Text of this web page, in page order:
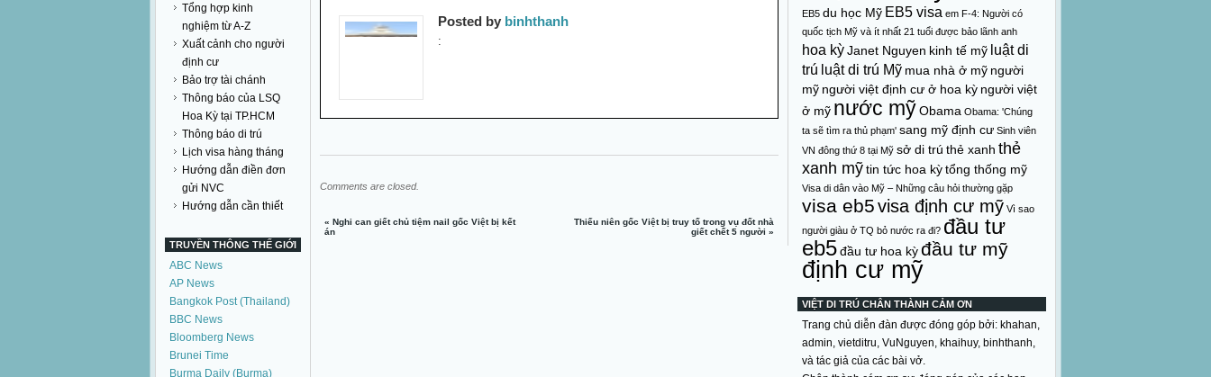
Tổng hợp kinh
nghiệm từ A-Z
Xuất cảnh cho người
định cư
Bảo trợ tài chánh
Thông báo của LSQ
Hoa Kỳ tại TP.HCM
Thông báo di trú
Lịch visa hàng tháng
Hướng dẫn điền đơn
gửi NVC
Hướng dẫn cần thiết
TRUYỀN THÔNG THẾ GIỚI
ABC News
AP News
Bangkok Post (Thailand)
BBC News
Bloomberg News
Brunei Time
Burma Daily (Burma)
Posted by binhthanh
:
Comments are closed.
«Nghi can giết chủ tiệm nail gốc Việt bị kết
án
Thiếu niên gốc Việt bị truy tố trong vụ đốt nhà
giết chết 5 người »
EB5 du học Mỹ EB5 visa em F-4: Người có
quốc tịch Mỹ và ít nhất 21 tuổi được bảo lãnh anh
hoa kỳJanet Nguyen kinh tế mỹ luật di
trú luật di trú Mỹ mua nhà ở mỹ người
mỹ người việt định cư ở hoa kỳ người việt
ở mỹ nước mỹObama Obama: 'Chúng
ta sẽ tìm ra thủ phạm' sang mỹ định cư Sinh viên
VN đông thứ 8 tại Mỹ sở di trú thẻ xanh thẻ
xanh mỹtin tức hoa kỳtổng thống mỹ
Visa di dân vào Mỹ – Những câu hỏi thường gặp
visa eb5visa định cư mỹ Vì sao
người giàu ở TQ bỏ nước ra đi? đầu tư
eb5đầu tư hoa kỳđầu tư mỹ
định cư mỹ
VIỆT DI TRÚ CHÂN THÀNH CẢM ƠN
Trang chủ diễn đàn được đóng góp bởi: khahan,
admin, vietditru, VuNguyen, khaihuy, binhthanh,
và tác giả của các bài vở.